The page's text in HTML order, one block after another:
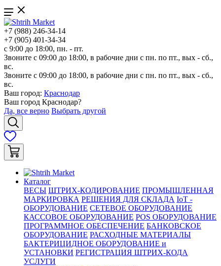
+7 (988) 246-34-14
+7 (905) 401-34-34
с 9:00 до 18:00, пн. - пт.
Звоните с 09:00 до 18:00, в рабочие дни с пн. по пт., вых - сб.,
вс.
Звоните с 09:00 до 18:00, в рабочие дни с пн. по пт., вых - сб.,
вс.
Ваш город: Краснодар
Ваш город Краснодар?
Да, все верно Выбрать другой
Каталог
ВЕСЫ ШТРИХ-КОДИРОВАНИЕ ПРОМЫШЛЕННАЯ
МАРКИРОВКА РЕШЕНИЯ ДЛЯ СКЛАДА IoT -
ОБОРУДОВАНИЕ СЕТЕВОЕ ОБОРУДОВАНИЕ
КАССОВОЕ ОБОРУДОВАНИЕ POS ОБОРУДОВАНИЕ
ПРОГРАММНОЕ ОБЕСПЕЧЕНИЕ БАНКОВСКОЕ
ОБОРУДОВАНИЕ РАСХОДНЫЕ МАТЕРИАЛЫ
БАКТЕРИЦИДНОЕ ОБОРУДОВАНИЕ и
УСТАНОВКИ РЕГИСТРАЦИЯ ШТРИХ-КОДА
УСЛУГИ